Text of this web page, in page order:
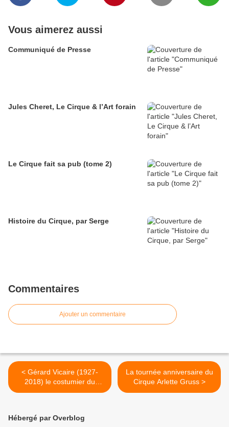
Vous aimerez aussi
Communiqué de Presse
Jules Cheret, Le Cirque & l’Art forain
Le Cirque fait sa pub (tome 2)
Histoire du Cirque, par Serge
Commentaires
Ajouter un commentaire
< Gérard Vicaire (1927-
2018) le costumier du
cirque
La tournée anniversaire du
Cirque Arlette Gruss >
Hébergé par Overblog